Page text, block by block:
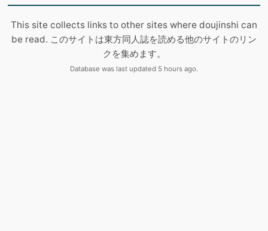
This site collects links to other sites where doujinshi can
be read. このサイトは東方同人誌を読める他のサイトのリン
クを集めます。
Database was last updated 5 hours ago.